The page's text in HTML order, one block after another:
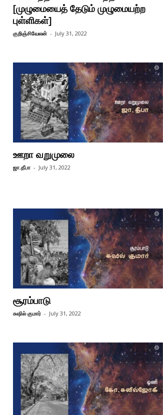
[முழுமையைத் தேடும் முழுமையற்ற
புள்ளிகள்]
குறிஞ்சிவேலன் - July 31, 2022
ஊறா வறுமுலை
ஜா.தீபா - July 31, 2022
சூரம்பாடு
சுஷில் குமார் - July 31, 2022